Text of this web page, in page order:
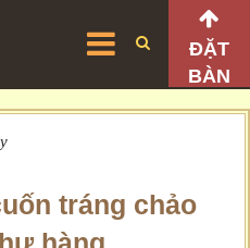
ĐẶT
BÀN
tráng chảo